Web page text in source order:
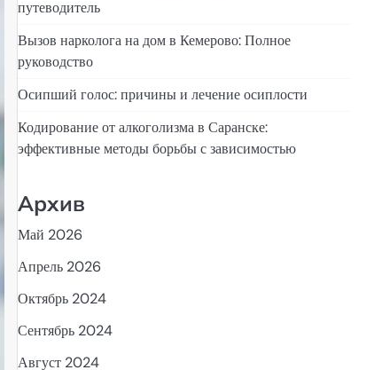
путеводитель
Вызов нарколога на дом в Кемерово: Полное
руководство
Осипший голос: причины и лечение осиплости
Кодирование от алкоголизма в Саранске:
эффективные методы борьбы с зависимостью
Архив
Май 2026
Апрель 2026
Октябрь 2024
Сентябрь 2024
Август 2024